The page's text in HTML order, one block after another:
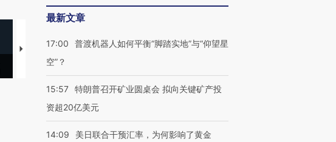
特朗普出席葬礼疑似打瞌
睡引争议 白宫怒斥批评
视线｜极端高温致多瑙河
最新文章
17:00
普渡机器人如何平衡“脚踏实地”与“仰望星
空”？
15:57 特朗普召开矿业圆桌会 拟向关键矿产投
资超20亿美元
14:09 美日联合干预汇率，为何影响了黄金